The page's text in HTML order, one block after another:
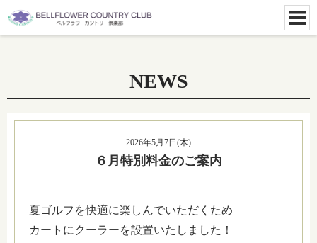
NEWS
2026年5月7日(木)
６月特別料金のご案内
夏ゴルフを快適に楽しんでいただくため
カートにクーラーを設置いたしました！